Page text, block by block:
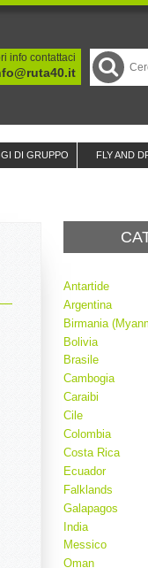
info contattaci
DI GRUPPO FLY AND
Antartide
Argentina
Birmania
Bolivia
Brasile
Cambogia
Caraibi
Cile
Colombia
Costa Rica
Ecuador
Falklands
Galapagos
India
Messico
Oman